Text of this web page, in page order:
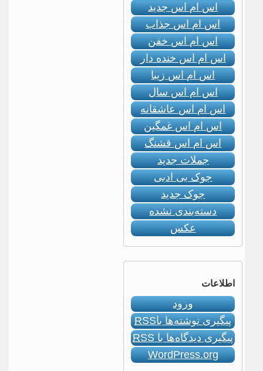
اس ام اس جدید
اس ام اس جذاب
اس ام اس خفن
اس ام اس خنده دار
اس ام اس زیبا
اس ام اس سال
اس ام اس عاشقانه
اس ام اس غمگین
اس ام اس قشنگ
جملات جدید
جوک بی ادبی
جوک جدید
دسته‌بندی نشده
عکس
اطلاعات
ورود
پیگیری نوشته‌ها باRSS
پیگیری دیدگاه‌ها باRSS
WordPress.org